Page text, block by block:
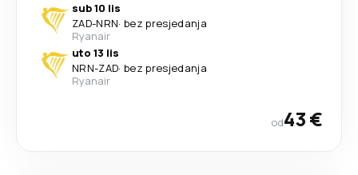
sub 10 lis
ZAD-NRN· bez presjedanja
Ryanair
uto 13 lis
NRN-ZAD· bez presjedanja
Ryanair
od43 €